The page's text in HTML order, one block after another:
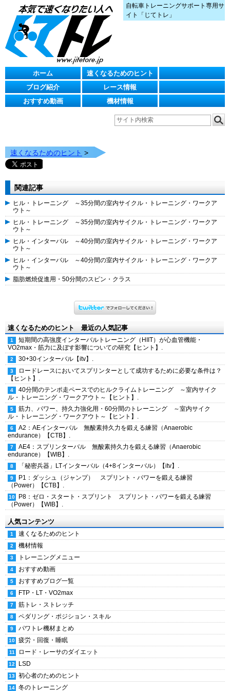
自転車トレーニングサポート専用サ
イト「じてトレ」
ホーム
速くなるためのヒント
ブログ紹介
レース情報
おすすめ動画
機材情報
速くなるためのヒント >
関連記事
ヒル・トレーニング ～35分間の室内サイクル・トレーニング・ワークア
ウト～
ヒル・トレーニング ～35分間の室内サイクル・トレーニング・ワークア
ウト～
ヒル・インターバル ～40分間の室内サイクル・トレーニング・ワークア
ウト～
ヒル・インターバル ～40分間の室内サイクル・トレーニング・ワークア
ウト～
脂肪燃焼促進用・50分間のスピン・クラス
速くなるためのヒント 最近の人気記事
短期間の高強度インターバルトレーニング（HIIT）が心血管機能・
VO2max・筋力に及ぼす影響についての研究【ヒント】.
30+30インターバル【itv】.
ロードレースにおいてスプリンターとして成功するために必要な条件は？
【ヒント】.
40分間のテンポ走ペースでのヒルクライムトレーニング ～室内サイク
ル・トレーニング・ワークアウト～【ヒント】.
筋力、パワー、持久力強化用・60分間のトレーニング ～室内サイク
ル・トレーニング・ワークアウト～【ヒント】.
A2：AEインターバル 無酸素持久力を鍛える練習（Anaerobic
endurance）【CTB】.
AE4：スプリンターバル 無酸素持久力を鍛える練習（Anaerobic
endurance）【WIB】.
「秘密兵器」LTインターバル（4+8インターバル）【itv】.
P1：ダッシュ（ジャンプ） スプリント・パワーを鍛える練習
（Power）【CTB】.
P8：ゼロ・スタート・スプリント スプリント・パワーを鍛える練習
（Power）【WIB】.
人気コンテンツ
速くなるためのヒント
機材情報
トレーニングメニュー
おすすめ動画
おすすめブログ一覧
FTP・LT・VO2max
筋トレ・ストレッチ
ペダリング・ポジション・スキル
パワトレ機材まとめ
疲労・回復・睡眠
ロード・レーサのダイエット
LSD
初心者のためのヒント
冬のトレーニング